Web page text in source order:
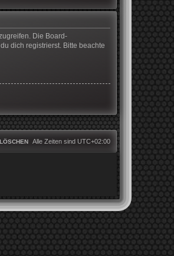
Die Board-
dich registrierst. Bitte beachte
Alle Zeiten sind UTC+02:00